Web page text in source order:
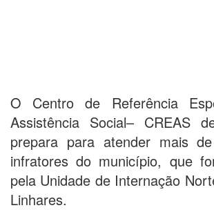
O Centro de Referência
Assistência Social– CREAS
prepara para atender mais
infratores do município, que
pela Unidade de Internação
Linhares.